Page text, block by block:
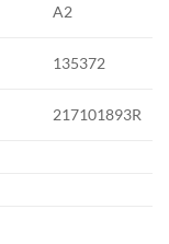
A2
135372
217101893R